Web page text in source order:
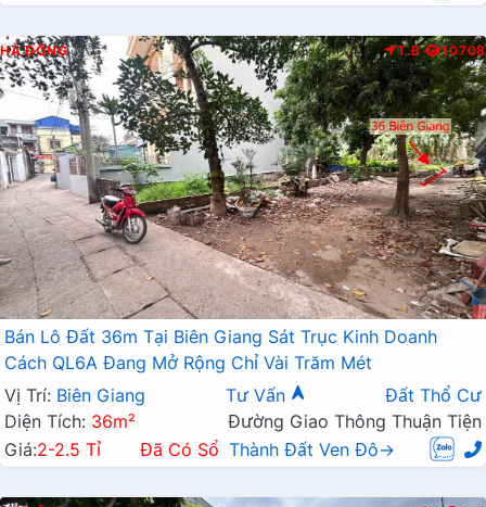
HÀ ĐÔNG T.B 10708
Bán Lô Đất 36m Tại Biên Giang Sát Trục Kinh Doanh
Cách QL6A Đang Mở Rộng Chỉ Vài Trăm Mét
Vị Trí: Biên Giang Tư Vấn
Đất Thổ Cư
Diện Tích: 36m²
Đường Giao Thông Thuận Tiện
Giá:2-2.5 Tỉ Đã Có Sổ Thành Đất Ven Đô→